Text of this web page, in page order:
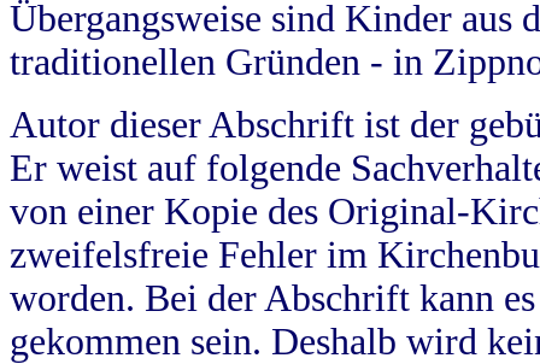
Übergangsweise sind Kinder aus
traditionellen Gründen - in
Autor dieser Abschrift ist der
Er weist auf folgende
von einer Kopie des Original-
zweifelsfreie Fehler im
worden. Bei der Abschrift kann
gekommen sein. Deshalb wird